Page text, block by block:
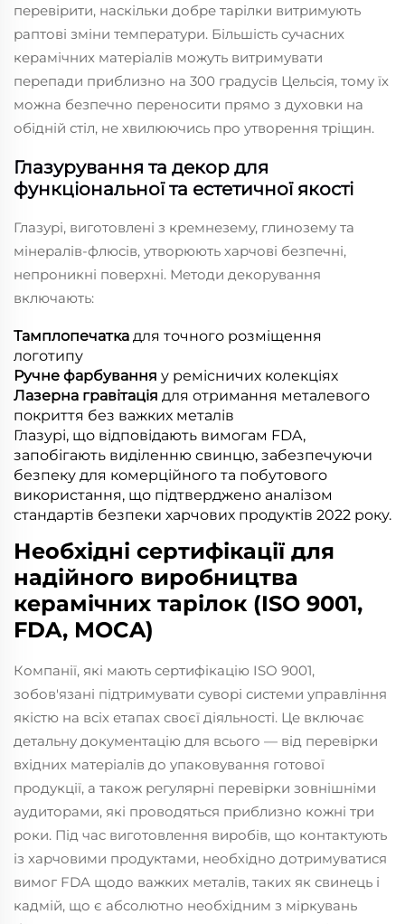
перевірити, наскільки добре тарілки витримують
раптові зміни температури. Більшість сучасних
керамічних матеріалів можуть витримувати
перепади приблизно на 300 градусів Цельсія, тому їх
можна безпечно переносити прямо з духовки на
обідній стіл, не хвилюючись про утворення тріщин.
Глазурування та декор для
функціональної та естетичної якості
Глазурі, виготовлені з кремнезему, глинозему та
мінералів-флюсів, утворюють харчові безпечні,
непроникні поверхні. Методи декорування
включають:
Тамплопечатка для точного розміщення
логотипу
Ручне фарбування у ремісничих колекціях
Лазерна гравітація для отримання металевого
покриття без важких металів
Глазурі, що відповідають вимогам FDA,
запобігають виділенню свинцю, забезпечуючи
безпеку для комерційного та побутового
використання, що підтверджено аналізом
стандартів безпеки харчових продуктів 2022 року.
Необхідні сертифікації для
надійного виробництва
керамічних тарілок (ISO 9001,
FDA, MOCA)
Компанії, які мають сертифікацію ISO 9001,
зобов'язані підтримувати суворі системи управління
якістю на всіх етапах своєї діяльності. Це включає
детальну документацію для всього — від перевірки
вхідних матеріалів до упаковування готової
продукції, а також регулярні перевірки зовнішніми
аудиторами, які проводяться приблизно кожні три
роки. Під час виготовлення виробів, що контактують
із харчовими продуктами, необхідно дотримуватися
вимог FDA щодо важких металів, таких як свинець і
кадмій, що є абсолютно необхідним з міркувань